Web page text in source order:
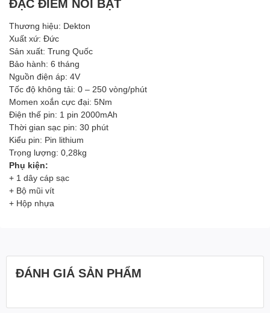
Thương hiệu: Dekton
Xuất xứ: Đức
Sản xuất: Trung Quốc
Bảo hành: 6 tháng
Nguồn điện áp: 4V
Tốc độ không tải: 0 – 250 vòng/phút
Momen xoắn cực đại: 5Nm
Điện thế pin: 1 pin 2000mAh
Thời gian sạc pin: 30 phút
Kiểu pin: Pin lithium
Trọng lượng: 0,28kg
Phụ kiện:
+ 1 dây cáp sạc
+ Bộ mũi vít
+ Hộp nhựa
ĐÁNH GIÁ SẢN PHẨM